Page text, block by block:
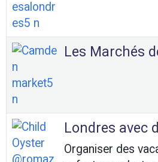
Les Marchés
Londres avec
Organiser des